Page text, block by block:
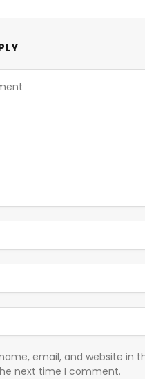
email, and website in
next time I comment.